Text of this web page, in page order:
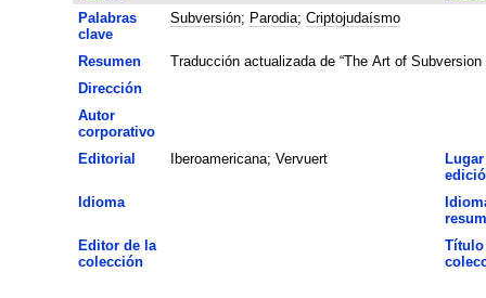
Palabras
clave
Subversión; Parodia; Criptojudaísmo
Resumen
Traducción actualizada de “The Art of
Dirección
Autor
corporativo
Editorial
Iberoamericana; Vervuert
Idioma
Editor de la
colección
Título